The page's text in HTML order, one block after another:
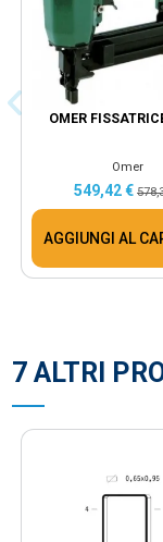
OMER
Omer
549,42 €
AGGIUNGI AL
7 ALTRI